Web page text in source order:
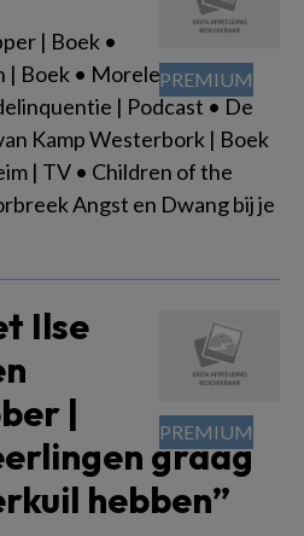
| Boek •
| Boek • Morele
| Podcast • De
Kamp Westerbork | Boek
| TV • Children of the
Angst en Dwang bij je
Ilse
|
graag
hebben”